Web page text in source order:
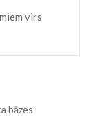
virs
bāzes